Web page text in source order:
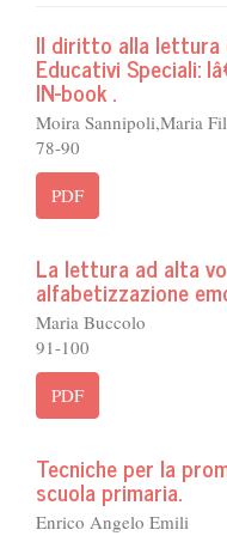
Il diritto alla lettura
Educativi Speciali:
IN-book .
Moira Sannipoli,Maria
78-90
PDF
La lettura ad alta
alfabetizzazione
Maria Buccolo
91-100
PDF
Tecniche per la
scuola primaria.
Enrico Angelo Emili